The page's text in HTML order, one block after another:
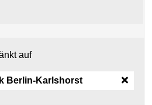
auf
Berlin-Karlshorst